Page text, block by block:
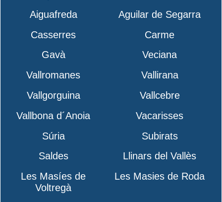
Aiguafreda
Aguilar de Segarra
Casserres
Carme
Gavà
Veciana
Vallromanes
Vallirana
Vallgorguina
Vallcebre
Vallbona d´Anoia
Vacarisses
Súria
Subirats
Saldes
Llinars del Vallès
Les Masíes de
Voltregà
Les Masies de Roda